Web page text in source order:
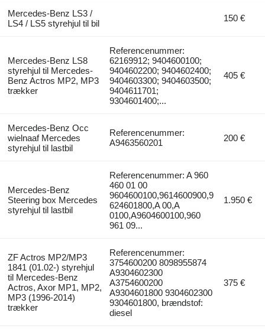
Mercedes-Benz LS3 /
LS4 / LS5 styrehjul til bil
150 €
Mercedes-Benz LS8
styrehjul til Mercedes-
Benz Actros MP2, MP3
trækker
Referencenummer:
62169912; 9404600100;
9404602200; 9404602400;
9404603300; 9404603500;
9404611701;
9304601400;...
405 €
Mercedes-Benz Occ
wielnaaf Mercedes
styrehjul til lastbil
Referencenummer:
A9463560201
200 €
Mercedes-Benz
Steering box Mercedes
styrehjul til lastbil
Referencenummer: A 960
460 01 00
9604600100,9614600900,9
624601800,A 00,A
0100,A9604600100,960
961 09...
1.950 €
ZF Actros MP2/MP3
1841 (01.02-) styrehjul
til Mercedes-Benz
Actros, Axor MP1, MP2,
MP3 (1996-2014)
trækker
Referencenummer:
3754600200 8098955874
A9304602300
A3754600200
A9304601800 9304602300
9304601800, brændstof:
diesel
375 €